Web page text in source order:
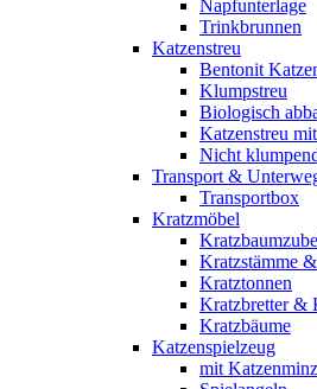
Napfunterlage
Trinkbrunnen
Katzenstreu
Bentonit
Klumpstreu
Biologisch
Katzenstreu
Nicht
Transport &
Transportbox
Kratzmöbel
Kratzstämme
Kratztonnen
Kratzbretter &
Kratzbäume
Katzenspielzeug
mit